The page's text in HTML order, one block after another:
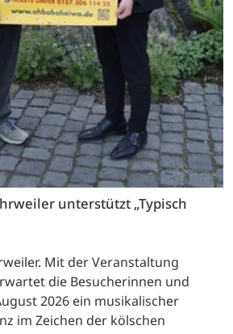
unterstützt „Typisch
Mit der Veranstaltung
die Besucherinnen und
2026 ein musikalischer
im Zeichen der kölschen